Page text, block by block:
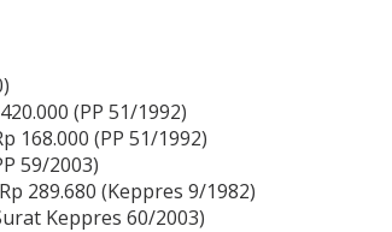
(PP 51/1992)
168.000 (PP 51/1992)
59/2003)
289.680 (Keppres 9/1982)
Keppres 60/2003)